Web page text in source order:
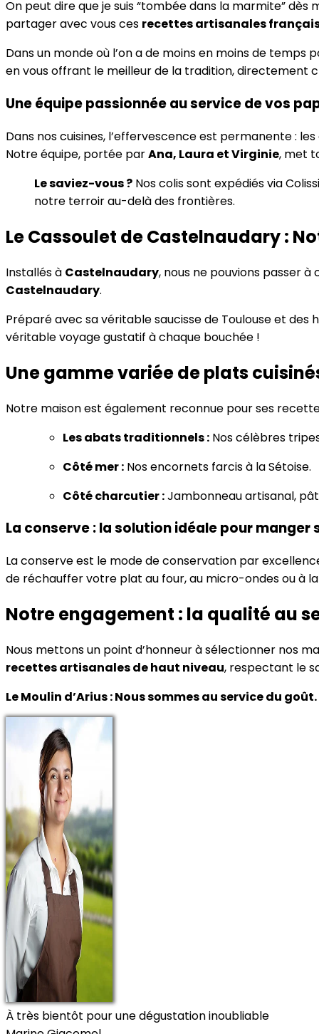
On peut dire que je suis “tombée dans la marmite” dès
partager avec vous ces recettes artisanales
Dans un monde où l’on a de moins en moins de temps
en vous offrant le meilleur de la tradition, directement
Une équipe passionnée au service de vos
Dans nos cuisines, l’effervescence est permanente :
Notre équipe, portée parAna, Laura et Virginie, met
Le saviez-vous ? Nos colis sont expédiés via
notre terroir au-delà des frontières.
Le Cassoulet de Castelnaudary :
Installés à Castelnaudary, nous ne pouvions passer
Castelnaudary.
Préparé avec sa véritable saucisse de Toulouse et des
véritable voyage gustatif à chaque bouchée !
Une gamme variée de plats
Notre maison est également reconnue pour ses
Les abats traditionnels : Nos célèbres
Côté mer : Nos encornets farcis à la Sétoise.
Côté charcutier :Jambonneau artisanal,
La conserve : la solution idéale pour manger
La conserve est le mode de conservation par
de réchauffer votre plat au four, au micro-ondes ou à
Notre engagement : la qualité au
Nous mettons un point d’honneur à sélectionner nos
recettes artisanales de haut niveau, respectant le
Le Moulin d’Arius : Nous sommes au service du goût.
À très bientôt pour une dégustation inoubliable